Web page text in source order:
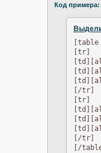
Код примера:
[table
[tr]
[/tr]
[tr]
[/tr]
[/